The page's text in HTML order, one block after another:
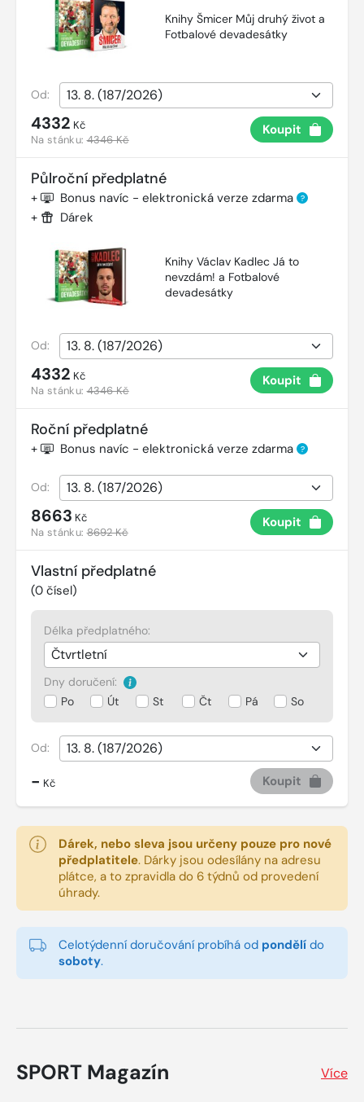
Knihy Šmicer Můj druhý život a
Fotbalové devadesátky
Od:
4332 Kč
Na stánku:4346 Kč
Koupit
Půlroční předplatné
+ Bonus navíc - elektronická verze zdarma ?
+ Dárek
Knihy Václav Kadlec Já to
nevzdám! a Fotbalové
devadesátky
Od:
4332 Kč
Na stánku:4346 Kč
Koupit
Roční předplatné
+ Bonus navíc - elektronická verze zdarma ?
Od:
8663 Kč
Na stánku:8692 Kč
Koupit
Vlastní předplatné
(0 čísel)
Délka předplatného:
Dny doručení:
Po
Út St Čt Pá So
Od:
- Kč Koupit
Dárek, nebo sleva jsou určeny pouze pro nové
předplatitele. Dárky jsou odesílány na adresu
plátce, a to zpravidla do 6 týdnů od provedení
úhrady.
Celotýdenní doručování probíhá od pondělí do
soboty.
SPORT Magazín Více